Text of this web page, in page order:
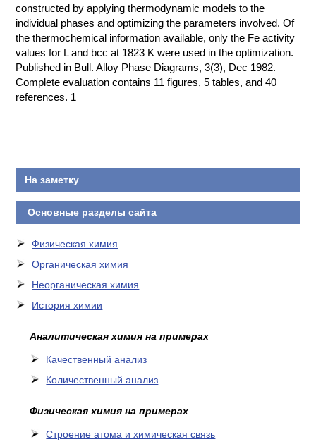
constructed by applying thermodynamic models to the
individual phases and optimizing the parameters involved. Of
the thermochemical information available, only the Fe activity
values for L and bcc at 1823 K were used in the optimization.
Published in Bull. Alloy Phase Diagrams, 3(3), Dec 1982.
Complete evaluation contains 11 figures, 5 tables, and 40
references. 1
На заметку
Основные разделы сайта
Физическая химия
Органическая химия
Неорганическая химия
История химии
Аналитическая химия на примерах
Качественный анализ
Количественный анализ
Физическая химия на примерах
Cтроение атома и химическая связь